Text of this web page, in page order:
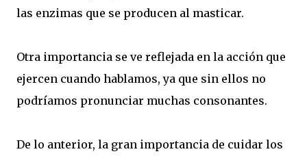
las enzimas que se producen al masticar.
Otra importancia se ve reflejada en la acción que
ejercen cuando hablamos, ya que sin ellos no
podríamos pronunciar muchas consonantes.
De lo anterior, la gran importancia de cuidar los